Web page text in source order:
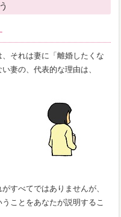
それは妻に「離婚したくな
妻の、代表的な理由は、
すべてではありませんが、
ことをあなたが説明するこ